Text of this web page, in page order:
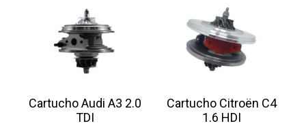
Cartucho Audi A3 2.0
TDI
Cartucho Citroën C4
1.6 HDI